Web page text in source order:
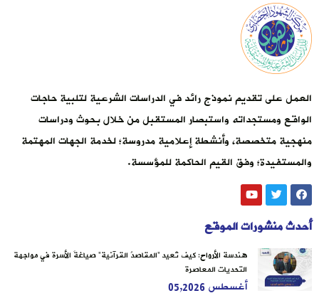
العمل على تقديم نموذج رائد في الدراسات الشرعية لتلبية حاجات
الواقع ومستجداته واستبصار المستقبل من خلال بحوث ودراسات
منهجية متخصصة، وأنشطة إعلامية مدروسة؛ لخدمة الجهات المهتمة
والمستفيدة؛ وفق القيم الحاكمة للمؤسسة.
أحدث منشورات الموقع
هندسة الأرواح: كيف تُعيد “المقاصدُ القرآنية” صياغةَ الأسرة في مواجهة
التحديات المعاصرة
أغسطس 05,2026